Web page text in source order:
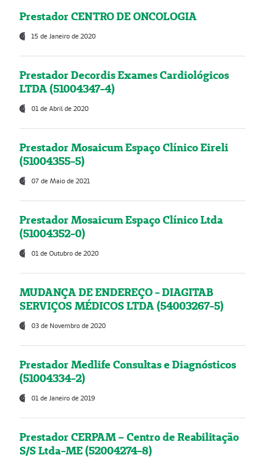
Prestador CENTRO DE ONCOLOGIA
15 de Janeiro de 2020
Prestador Decordis Exames Cardiológicos
LTDA (51004347-4)
01 de Abril de 2020
Prestador Mosaicum Espaço Clínico Eireli
(51004355-5)
07 de Maio de 2021
Prestador Mosaicum Espaço Clínico Ltda
(51004352-0)
01 de Outubro de 2020
MUDANÇA DE ENDEREÇO - DIAGITAB
SERVIÇOS MÉDICOS LTDA (54003267-5)
03 de Novembro de 2020
Prestador Medlife Consultas e Diagnósticos
(51004334-2)
01 de Janeiro de 2019
Prestador CERPAM – Centro de Reabilitação
S/S Ltda-ME (52004274-8)